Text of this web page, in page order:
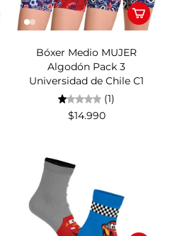
Bóxer Medio MUJER
Algodón Pack 3
Universidad de Chile C1
(1)
$14.990